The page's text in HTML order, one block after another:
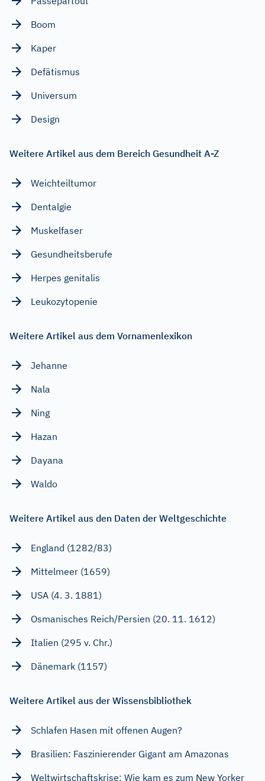
Boom
Kaper
Defätismus
Universum
Design
Weitere Artikel aus dem Bereich Gesundheit A-Z
Weichteiltumor
Dentalgie
Muskelfaser
Gesundheitsberufe
Herpes genitalis
Leukozytopenie
Weitere Artikel aus dem Vornamenlexikon
Jehanne
Nala
Ning
Hazan
Dayana
Waldo
Weitere Artikel aus den Daten der Weltgeschichte
England (1282/83)
Mittelmeer (1659)
USA (4. 3. 1881)
Osmanisches Reich/Persien (20. 11. 1612)
Italien (295 v. Chr.)
Dänemark (1157)
Weitere Artikel aus der Wissensbibliothek
Schlafen Hasen mit offenen Augen?
Brasilien: Faszinierender Gigant am Amazonas
Weltwirtschaftskrise: Wie kam es zum New Yorker